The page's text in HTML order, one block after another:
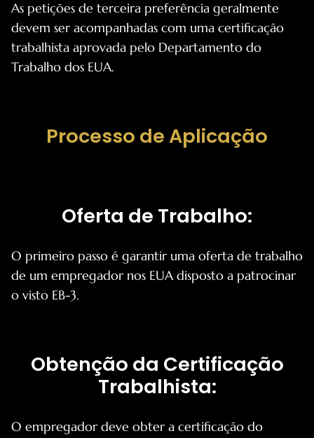
As petições de terceira preferência geralmente
devem ser acompanhadas com uma certificação
trabalhista aprovada pelo Departamento do
Trabalho dos EUA.
Processo de Aplicação
Oferta de Trabalho:
O primeiro passo é garantir uma oferta de trabalho
de um empregador nos EUA disposto a patrocinar
o visto EB-3.
Obtenção da Certificação
Trabalhista:
O empregador deve obter a certificação do